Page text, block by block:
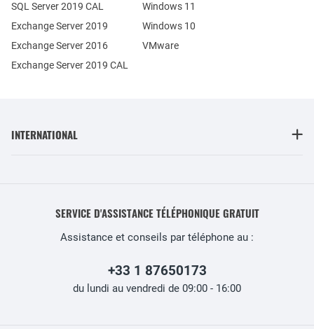
Exchange Server 2019
Exchange Server 2016
SQL Server 2019 CAL
Exchange Server 2019 CAL
Windows 11
Windows 10
VMware
INTERNATIONAL
SERVICE D'ASSISTANCE TÉLÉPHONIQUE GRATUIT
Assistance et conseils par téléphone au :
+33 1 87650173
du lundi au vendredi de 09:00 - 16:00